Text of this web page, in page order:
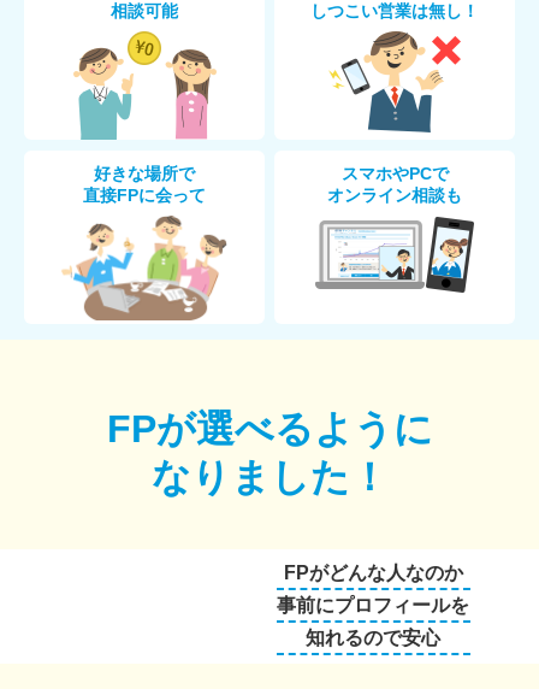
相談可能
しつこい営業は無し！
好きな場所で
直接FPに会って
スマホやPCで
オンライン相談も
FPが選べるように
なりました！
FPがどんな人なのか
事前にプロフィールを
知れるので安心